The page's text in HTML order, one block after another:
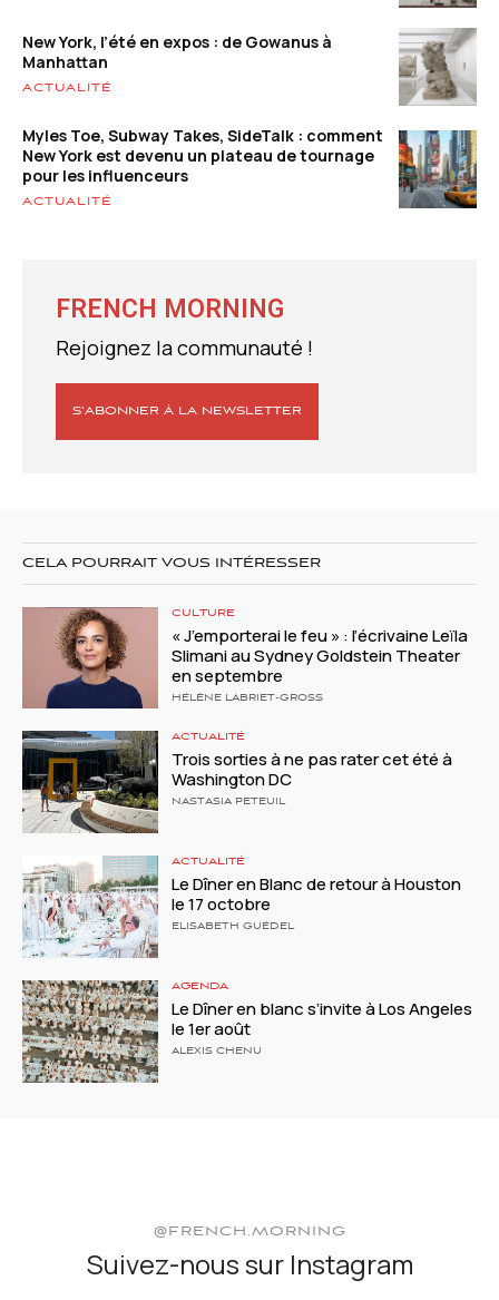
New York, l’été en expos : de Gowanus à
Manhattan
ACTUALITÉ
Myles Toe, Subway Takes, SideTalk : comment
New York est devenu un plateau de tournage
pour les influenceurs
ACTUALITÉ
FRENCH MORNING
Rejoignez la communauté !
S’ABONNER À LA NEWSLETTER
CELA POURRAIT VOUS INTÉRESSER
CULTURE
« J’emporterai le feu » : l’écrivaine Leïla
Slimani au Sydney Goldstein Theater
en septembre
HÉLÈNE LABRIET-GROSS
ACTUALITÉ
Trois sorties à ne pas rater cet été à
Washington DC
NASTASIA PETEUIL
ACTUALITÉ
Le Dîner en Blanc de retour à Houston
le 17 octobre
ELISABETH GUÉDEL
AGENDA
Le Dîner en blanc s’invite à Los Angeles
le 1er août
ALEXIS CHENU
@FRENCH.MORNING
Suivez-nous sur Instagram